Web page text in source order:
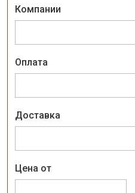
Компании
Оплата
Доставка
Цена от